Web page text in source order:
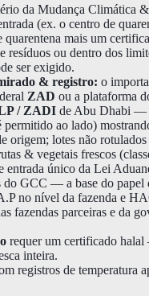
da Mudança Climática
(ex. o centro de
mais um
resíduos ou dentro dos
ser exigido.
& registro: o
ZAD ou a plataforma
/ ZADI de Abu Dhabi —
permitido ao lado)
origem; lotes não
& vegetais frescos
entrada único da Lei
do GCC — a base do papel
no nível da fazenda e
fazendas parceiras e da
requer um certificado
inteira.
registros de temperatura